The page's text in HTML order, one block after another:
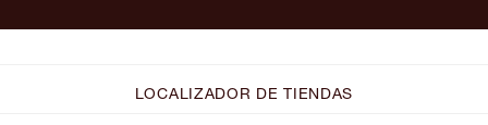
LOCALIZADOR DE TIENDAS